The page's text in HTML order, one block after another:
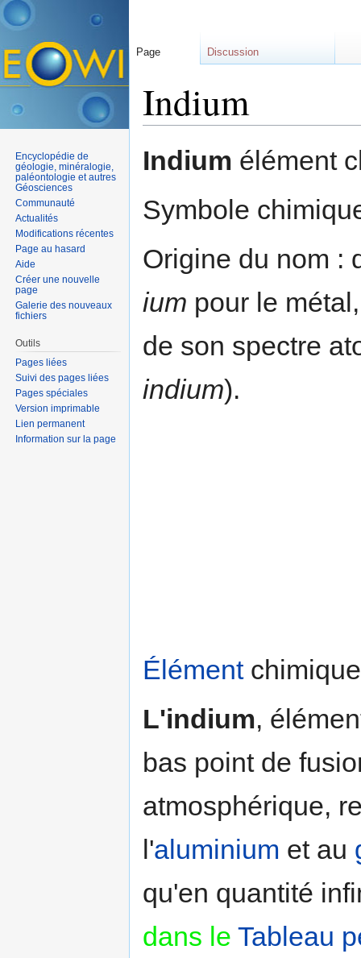
Indium
Indium élément
Symbole
Origine du nom :
ium pour le
de son spectre
indium).
Élément
L'indium,
bas point de
atmosphérique,
l'aluminium et au
qu'en quantité
dans le Tableau
Page Discussion
Encyclopédie de
géologie, minéralogie,
paléontologie et autres
Géosciences
Communauté
Actualités
Modifications récentes
Page au hasard
Aide
Créer une nouvelle
page
Galerie des nouveaux
fichiers
Outils
Pages liées
Suivi des pages liées
Pages spéciales
Version imprimable
Lien permanent
Information sur la page